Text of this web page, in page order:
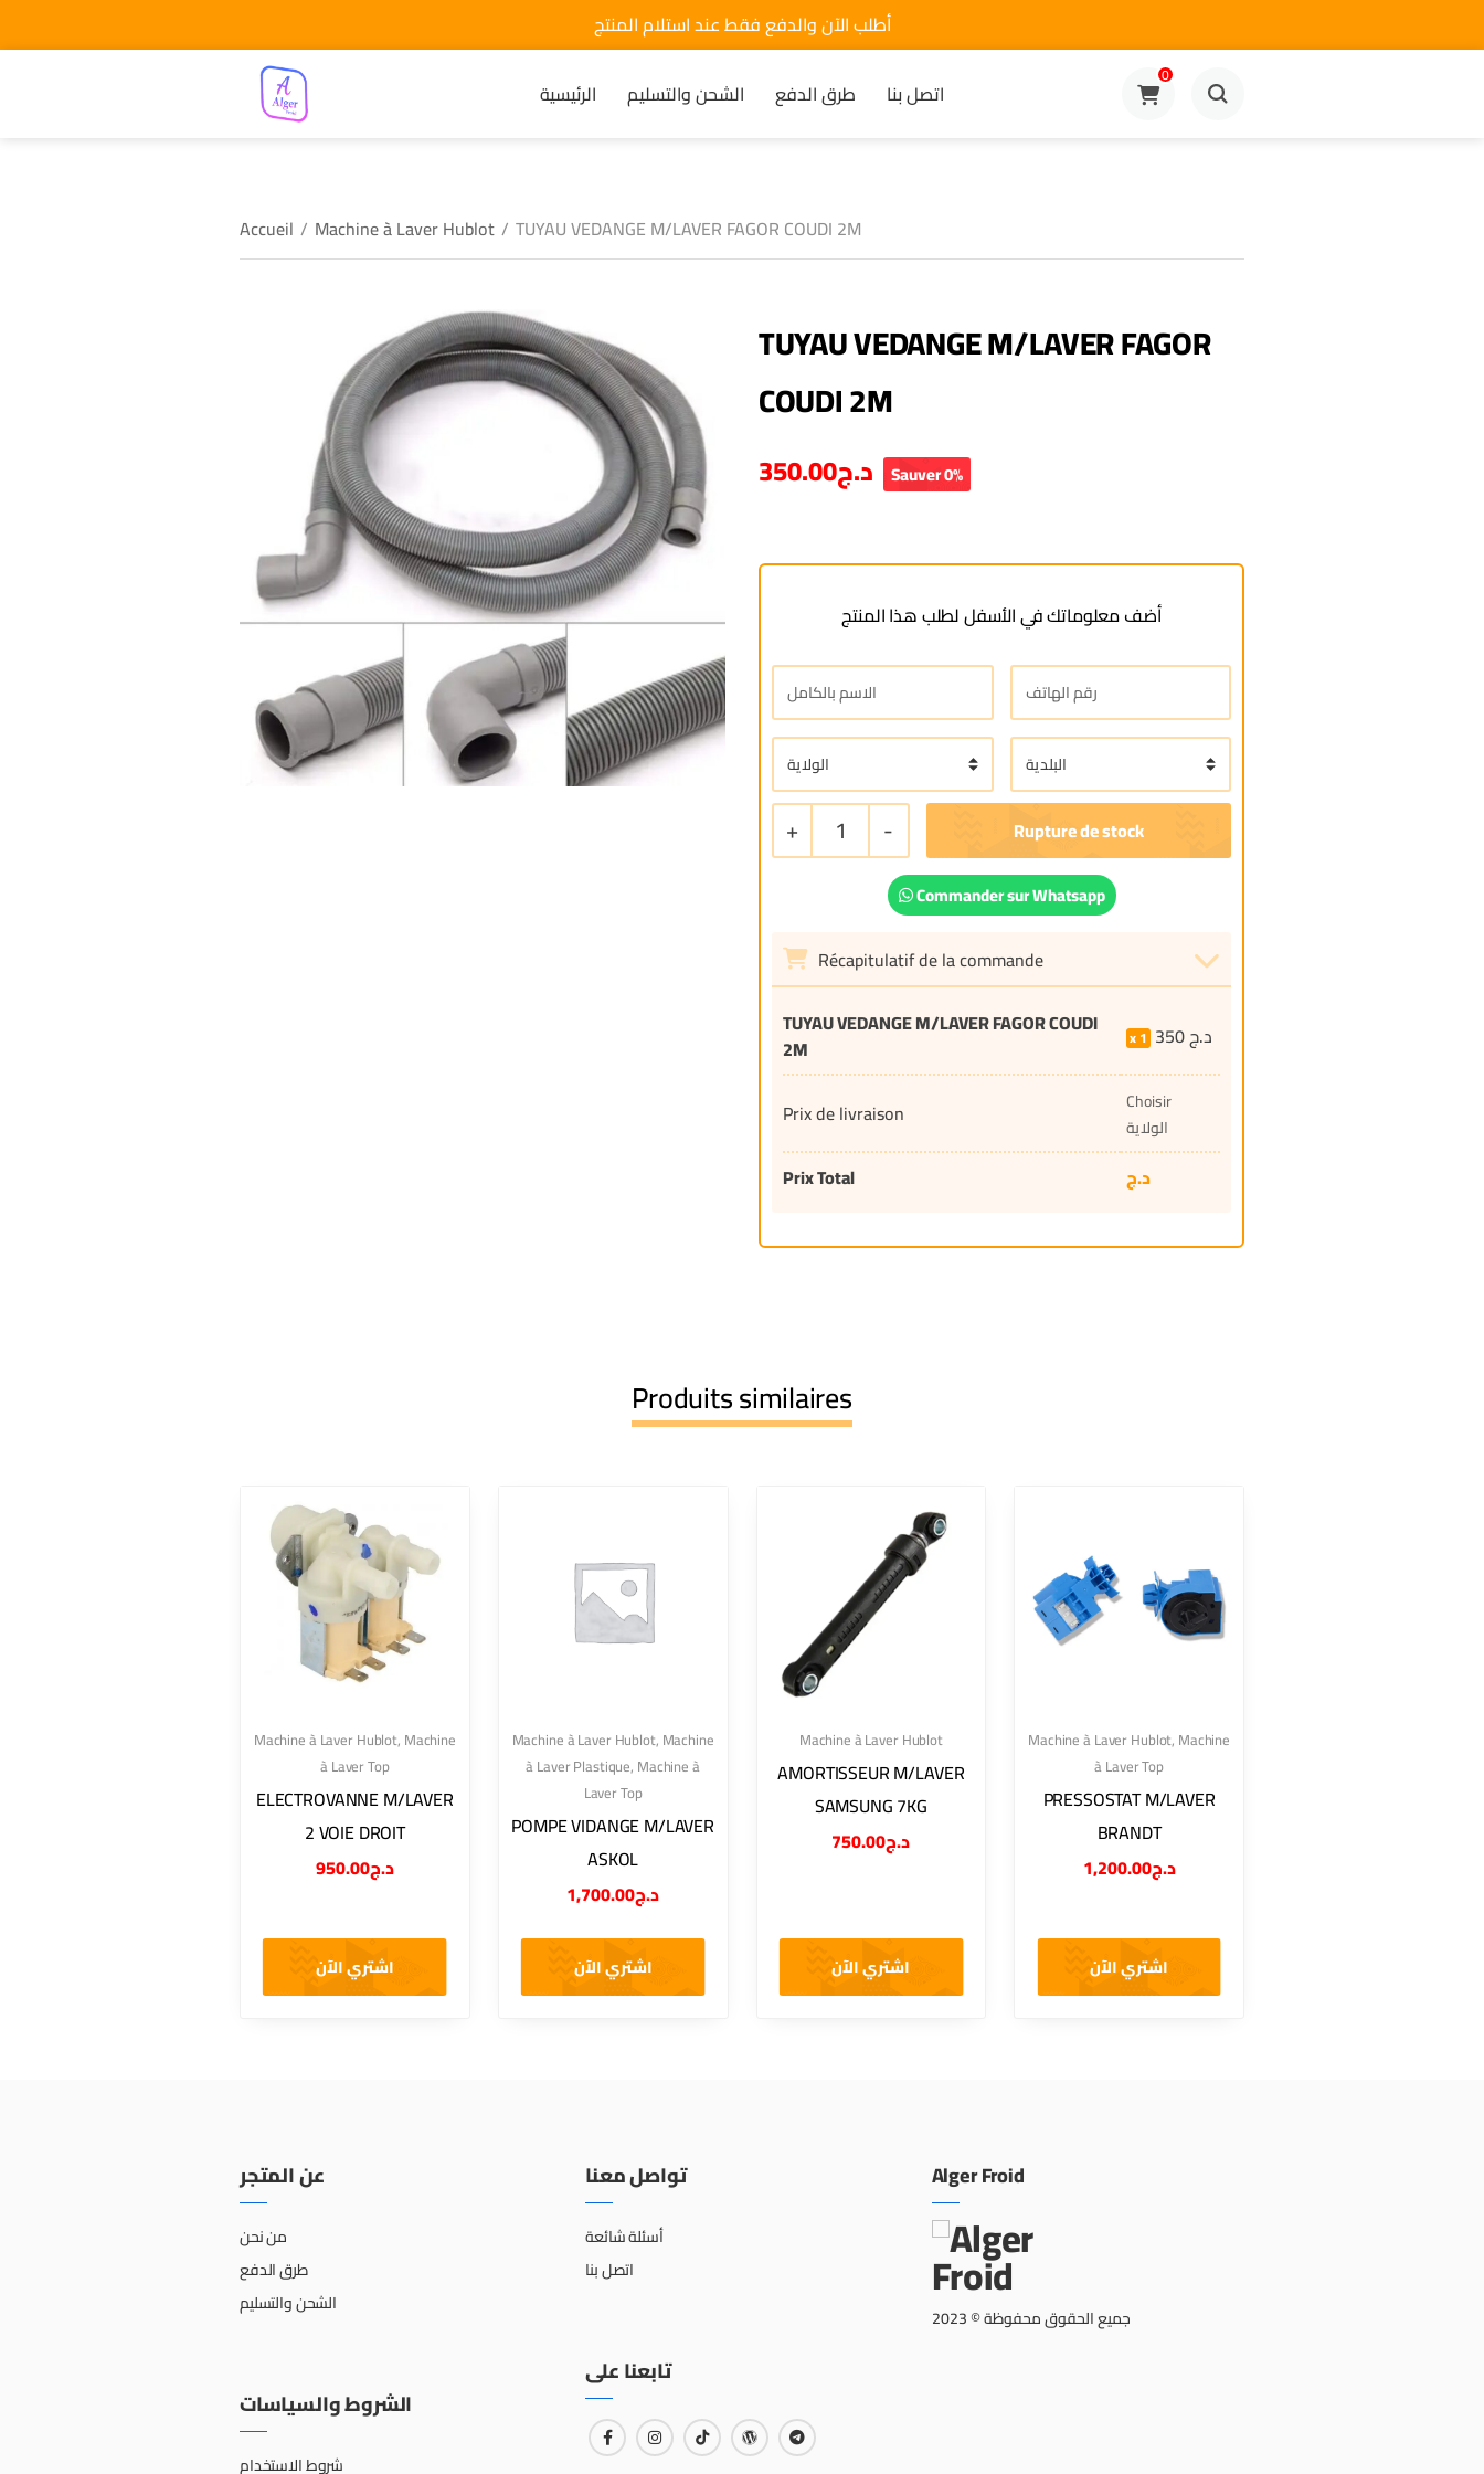
أطلب الآن والدفع فقط عند استلام المنتج
الرئيسية الشحن والتسليم طرق الدفع اتصل بنا
0
Accueil / Machine à Laver Hublot / TUYAU VEDANGE M/LAVER FAGOR COUDI 2M
TUYAU VEDANGE M/LAVER FAGOR
COUDI 2M
د.ج350.00 Sauver 0%
أضف معلوماتك في الأسفل لطلب هذا المنتج
+ 1 -
Commander sur Whatsapp
Récapitulatif de la commande
TUYAU VEDANGE M/LAVER FAGOR COUDI
2M
1 350د.ج
Prix de livraison
Choisir
الولاية
Prix Total د.ج
Produits similaires
Machine à Laver Hublot, Machine
à Laver Top
ELECTROVANNE M/LAVER
2 VOIE DROIT
د.ج950.00
اشتري الآن
Machine à Laver Hublot, Machine
à Laver Plastique, Machine à
Laver Top
POMPE VIDANGE M/LAVER
ASKOL
د.ج1,700.00
اشتري الآن
Machine à Laver Hublot
AMORTISSEUR M/LAVER
SAMSUNG 7KG
د.ج750.00
اشتري الآن
Machine à Laver Hublot, Machine
à Laver Top
PRESSOSTAT M/LAVER
BRANDT
د.ج1,200.00
اشتري الآن
عن المتجر
من نحن
طرق الدفع
الشحن والتسليم
الشروط والسياسات
شروط الاستخدام
تواصل معنا
أسئلة شائعة
اتصل بنا
تابعنا على
Alger Froid
جميع الحقوق محفوظة © 2023